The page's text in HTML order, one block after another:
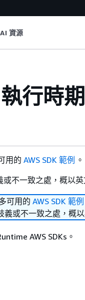
AI 資源
行時
用的 AWS SDK 範例 。
不一致之處，概以英
可用的 AWS SDK 範例
或不一致之處，概
AWS SDKs。